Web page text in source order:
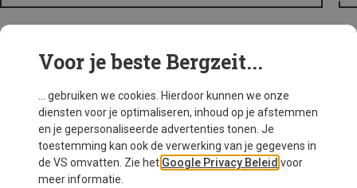
Voor je beste Bergzeit...
... gebruiken we cookies. Hierdoor kunnen we onze
diensten voor je optimaliseren, inhoud op je afstemmen
en je gepersonaliseerde advertenties tonen. Je
toestemming kan ook de verwerking van je gegevens in
de VS omvatten. Zie het Google Privacy Beleid voor
meer informatie.